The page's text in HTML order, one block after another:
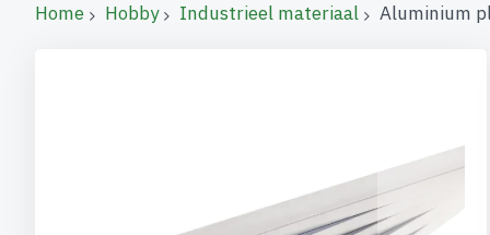
Home Hobby Industrieel materiaal Aluminium